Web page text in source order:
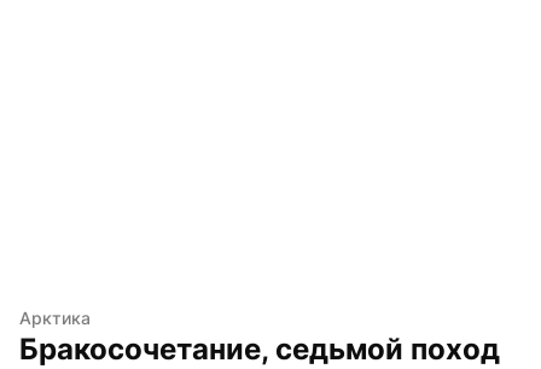
Арктика
Бракосочетание, седьмой поход